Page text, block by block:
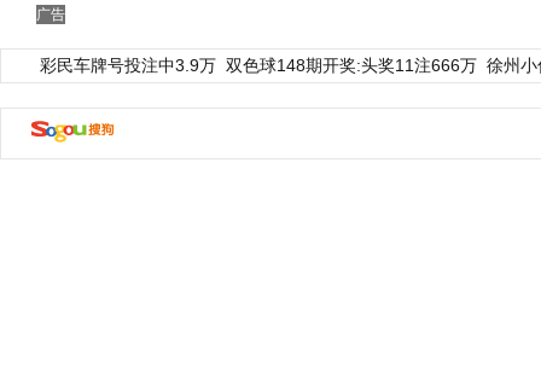
广告
彩民车牌号投注中3.9万 双色球148期开奖:头奖11注666万 徐州